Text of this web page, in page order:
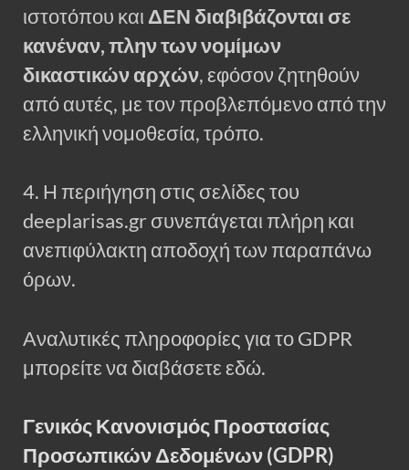
ιστοτόπου και ΔΕΝ διαβιβάζονται σε
κανέναν, πλην των νομίμων
δικαστικών αρχών, εφόσον ζητηθούν
από αυτές, με τον προβλεπόμενο από την
ελληνική νομοθεσία, τρόπο.
4. Η περιήγηση στις σελίδες του
deeplarisas.gr συνεπάγεται πλήρη και
ανεπιφύλακτη αποδοχή των παραπάνω
όρων.
Αναλυτικές πληροφορίες για το GDPR
μπορείτε να διαβάσετε εδώ.
Γενικός Κανονισμός Προστασίας
Προσωπικών Δεδομένων (GDPR)